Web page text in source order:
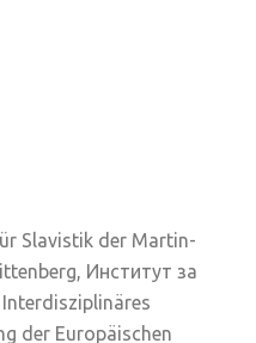
Slavistik der Martin-
Институт за
der Europäischen